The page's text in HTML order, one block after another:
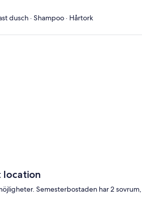
dusch · Shampoo · Hårtork
location
Semesterbostaden har 2